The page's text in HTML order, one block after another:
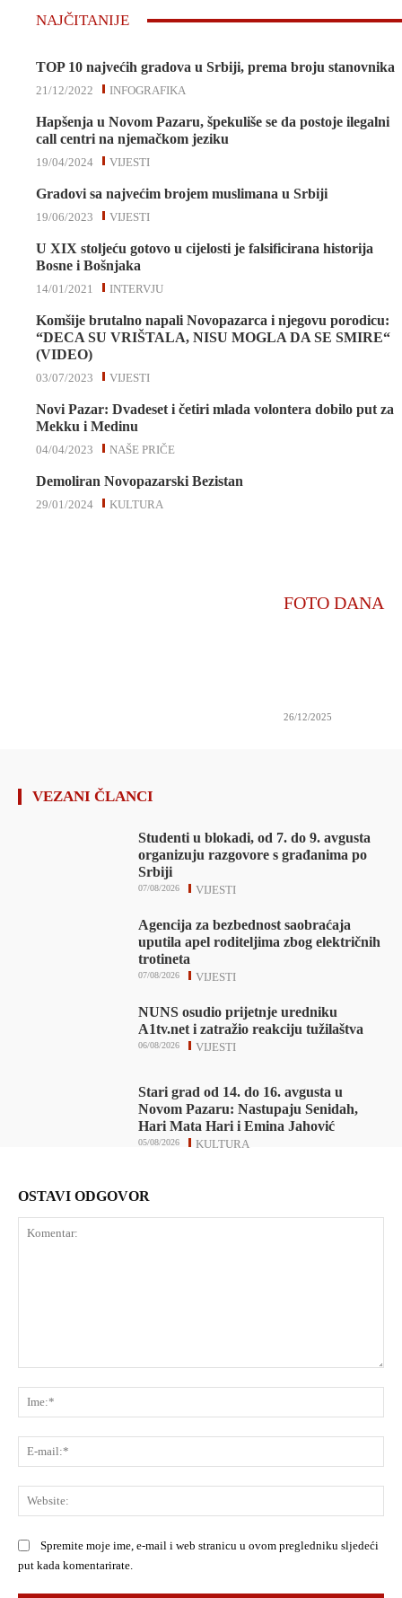
NAJČITANIJE
TOP 10 najvećih gradova u Srbiji, prema broju stanovnika
INFOGRAFIKA
21/12/2022
Hapšenja u Novom Pazaru, špekuliše se da postoje ilegalni
call centri na njemačkom jeziku
VIJESTI
19/04/2024
Gradovi sa najvećim brojem muslimana u Srbiji
VIJESTI
19/06/2023
U XIX stoljeću gotovo u cijelosti je falsificirana historija
Bosne i Bošnjaka
INTERVJU
14/01/2021
Komšije brutalno napali Novopazarca i njegovu porodicu:
“DECA SU VRIŠTALA, NISU MOGLA DA SE SMIRE“
(VIDEO)
VIJESTI
03/07/2023
Novi Pazar: Dvadeset i četiri mlada volontera dobilo put za
Mekku i Medinu
NAŠE PRIČE
04/04/2023
Demoliran Novopazarski Bezistan
KULTURA
29/01/2024
FOTO DANA
26/12/2025
VEZANI ČLANCI
Studenti u blokadi, od 7. do 9. avgusta
organizuju razgovore s građanima po
Srbiji
VIJESTI
07/08/2026
Agencija za bezbednost saobraćaja
uputila apel roditeljima zbog električnih
trotineta
VIJESTI
07/08/2026
NUNS osudio prijetnje uredniku
A1tv.net i zatražio reakciju tužilaštva
VIJESTI
06/08/2026
Stari grad od 14. do 16. avgusta u
Novom Pazaru: Nastupaju Senidah,
Hari Mata Hari i Emina Jahović
KULTURA
05/08/2026
OSTAVI ODGOVOR
Spremite moje ime, e-mail i web stranicu u ovom pregledniku sljedeći
put kada komentarirate.